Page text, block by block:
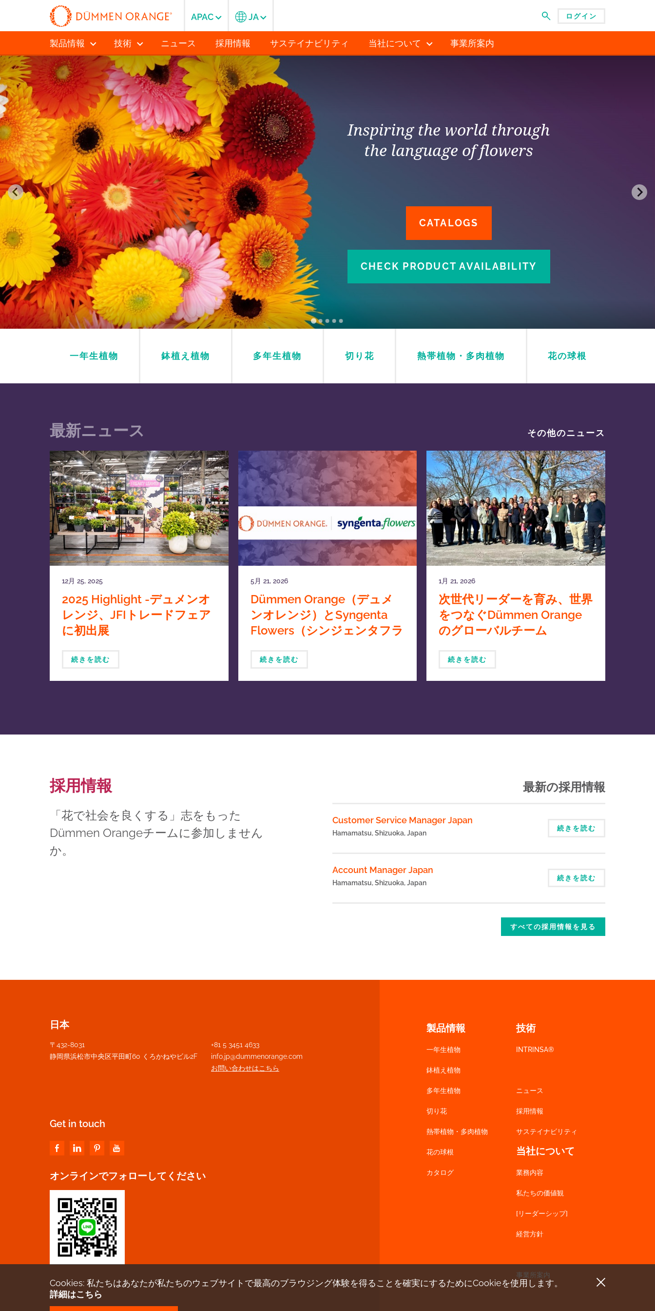
ログイン
製品情報 技術 ニュース 採用情報 サステイナビリティ 当社について 事業所案内
APAC JA
Inspiring the world through
the language of flowers
CATALOGS
CHECK PRODUCT AVAILABILITY
一年生植物 鉢植え植物 多年生植物 切り花 熱帯植物・多肉植物 花の球根
最新ニュース その他のニュース
12月 25, 2025
2025 Highlight -デュメンオ
レンジ、JFIトレードフェア
に初出展
続きを読む
5月 21, 2026
Dümmen Orange（デュメ
ンオレンジ）とSyngenta
Flowers（シンジェンタフラ
種・繁殖事業におけるジョ
続きを読む
1月 21, 2026
次世代リーダーを育み、世界
をつなぐDümmen Orange
のグローバルチーム
続きを読む
採用情報
「花で社会を良くする」志をもった
Dümmen Orangeチームに参加しません
か。
最新の採用情報
Customer Service Manager Japan
Hamamatsu, Shizuoka, Japan
続きを読む
Account Manager Japan
Hamamatsu, Shizuoka, Japan
続きを読む
すべての採用情報を見る
製品情報
一年生植物
鉢植え植物
多年生植物
切り花
熱帯植物・多肉植物
花の球根
カタログ
技術
INTRINSA®
ニュース
採用情報
サステイナビリティ
当社について
業務内容
私たちの価値観
[リーダーシップ]
経営方針
事業所案内
日本
〒432-8031
静岡県浜松市中央区平田町60 くろかねやビル2F
+81 5 3451 4633
info.jp@dummenorange.com
お問い合わせはこちら
Get in touch
オンラインでフォローしてください
Cookies: 私たちはあなたが私たちのウェブサイトで最高のブラウジング体験を得ることを確実にするためにCookieを使用します。
詳細はこちら